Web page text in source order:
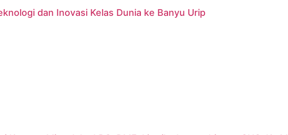
dan Inovasi Kelas Dunia ke Banyu Urip